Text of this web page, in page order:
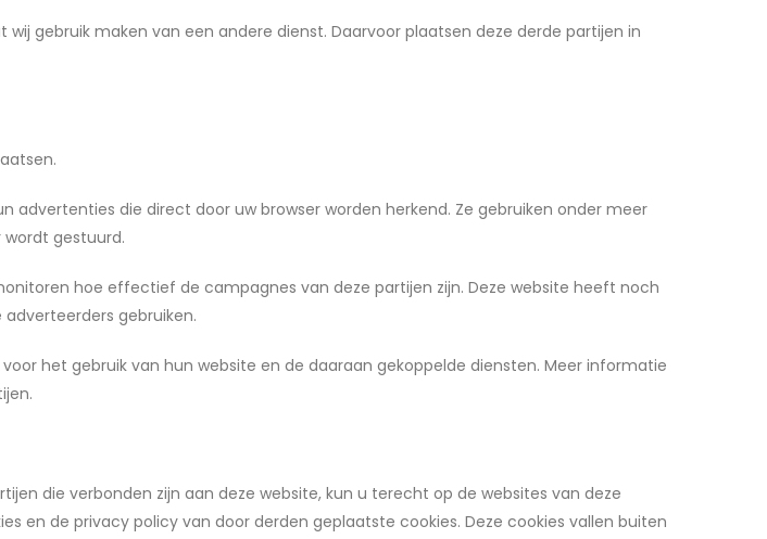
gebruik maken van een andere dienst. Daarvoor plaatsen deze derde partijen in
die direct door uw browser worden herkend. Ze gebruiken onder meer
gestuurd.
hoe effectief de campagnes van deze partijen zijn. Deze website heeft noch
gebruiken.
het gebruik van hun website en de daaraan gekoppelde diensten. Meer informatie
die verbonden zijn aan deze website, kun u terecht op de websites van deze
en de privacy policy van door derden geplaatste cookies. Deze cookies vallen buiten